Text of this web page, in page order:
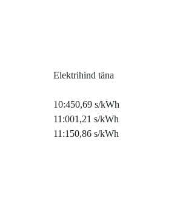
Elektrihind täna
10:450,69 s/kWh
11:001,21 s/kWh
11:150,86 s/kWh